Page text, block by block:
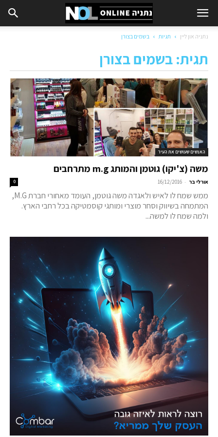
נתניה און ליין תגיות בשמים בצורן
תגית: בשמים בצורן
האנשים שעושים את העיר
משה (צ'יקו) גוטמן והמותג m.g מתרחבים
אורלי בר -
16/12/2016
0
ממש שמח לו לאיש ולאגדה משה גוטמן, העומד מאחורי חברת M.G,
המתמחה בשיווק וסחר מוצרי ומותגי קוסמטיקה בכל רחבי הארץ.
ולמה שמח לו למשה...